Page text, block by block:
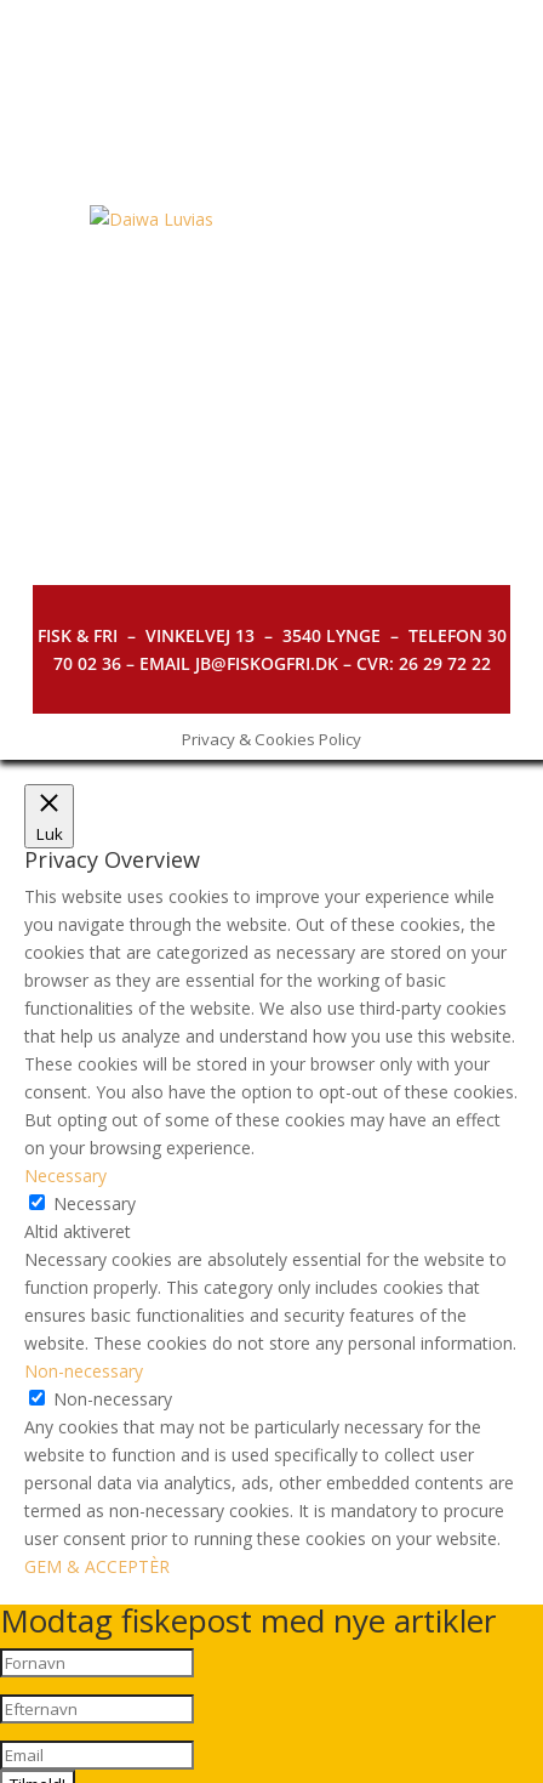
FISK & FRI – VINKELVEJ 13 – 3540 LYNGE – TELEFON 30
70 02 36 – EMAIL JB@FISKOGFRI.DK – CVR: 26 29 72 22
Privacy & Cookies Policy
Luk
Privacy Overview
This website uses cookies to improve your experience while
you navigate through the website. Out of these cookies, the
cookies that are categorized as necessary are stored on your
browser as they are essential for the working of basic
functionalities of the website. We also use third-party cookies
that help us analyze and understand how you use this website.
These cookies will be stored in your browser only with your
consent. You also have the option to opt-out of these cookies.
But opting out of some of these cookies may have an effect
on your browsing experience.
Necessary
Necessary
Altid aktiveret
Necessary cookies are absolutely essential for the website to
function properly. This category only includes cookies that
ensures basic functionalities and security features of the
website. These cookies do not store any personal information.
Non-necessary
Non-necessary
Any cookies that may not be particularly necessary for the
website to function and is used specifically to collect user
personal data via analytics, ads, other embedded contents are
termed as non-necessary cookies. It is mandatory to procure
user consent prior to running these cookies on your website.
GEM & ACCEPTÈR
Modtag fiskepost med nye artikler